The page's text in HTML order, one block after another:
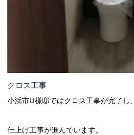
クロス工事
小浜市U様邸ではクロス工事が完了し、
仕上げ工事が進んでいます。